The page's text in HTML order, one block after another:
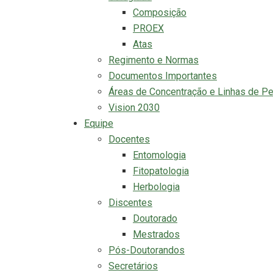
Composição
PROEX
Atas
Regimento e Normas
Documentos Importantes
Áreas de Concentração e Linhas de
Vision 2030
Equipe
Docentes
Entomologia
Fitopatologia
Herbologia
Discentes
Doutorado
Mestrados
Pós-Doutorandos
Secretários